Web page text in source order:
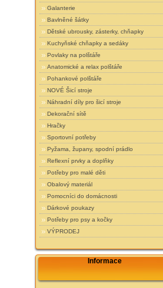
Galanterie
Bavlněné šátky
Dětské ubrousky, zásterky, chňapky
Kuchyňské chňapky a sedáky
Povlaky na polštáře
Anatomické a relax polštáře
Pohankové polštáře
NOVÉ Šicí stroje
Náhradní díly pro šicí stroje
Dekorační sítě
Hračky
Sportovní potřeby
Pyžama, župany, spodní prádlo
Reflexní prvky a doplňky
Potřeby pro malé děti
Obalový materiál
Pomocníci do domácnosti
Dárkové poukazy
Potřeby pro psy a kočky
VÝPRODEJ
Informace